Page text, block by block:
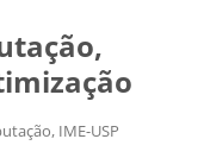
IME-USP